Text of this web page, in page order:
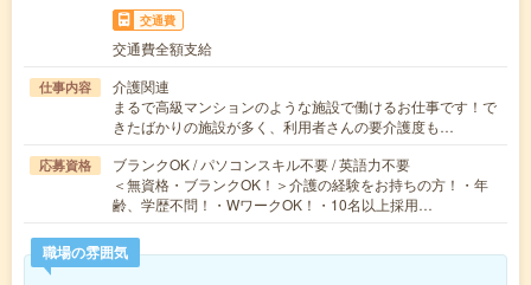
交通費
交通費全額支給
仕事内容
介護関連
まるで高級マンションのような施設で働けるお仕事です！で
きたばかりの施設が多く、利用者さんの要介護度も…
応募資格
ブランクOK / パソコンスキル不要 / 英語力不要
＜無資格・ブランクOK！＞介護の経験をお持ちの方！・年
齢、学歴不問！・WワークOK！・10名以上採用…
職場の雰囲気